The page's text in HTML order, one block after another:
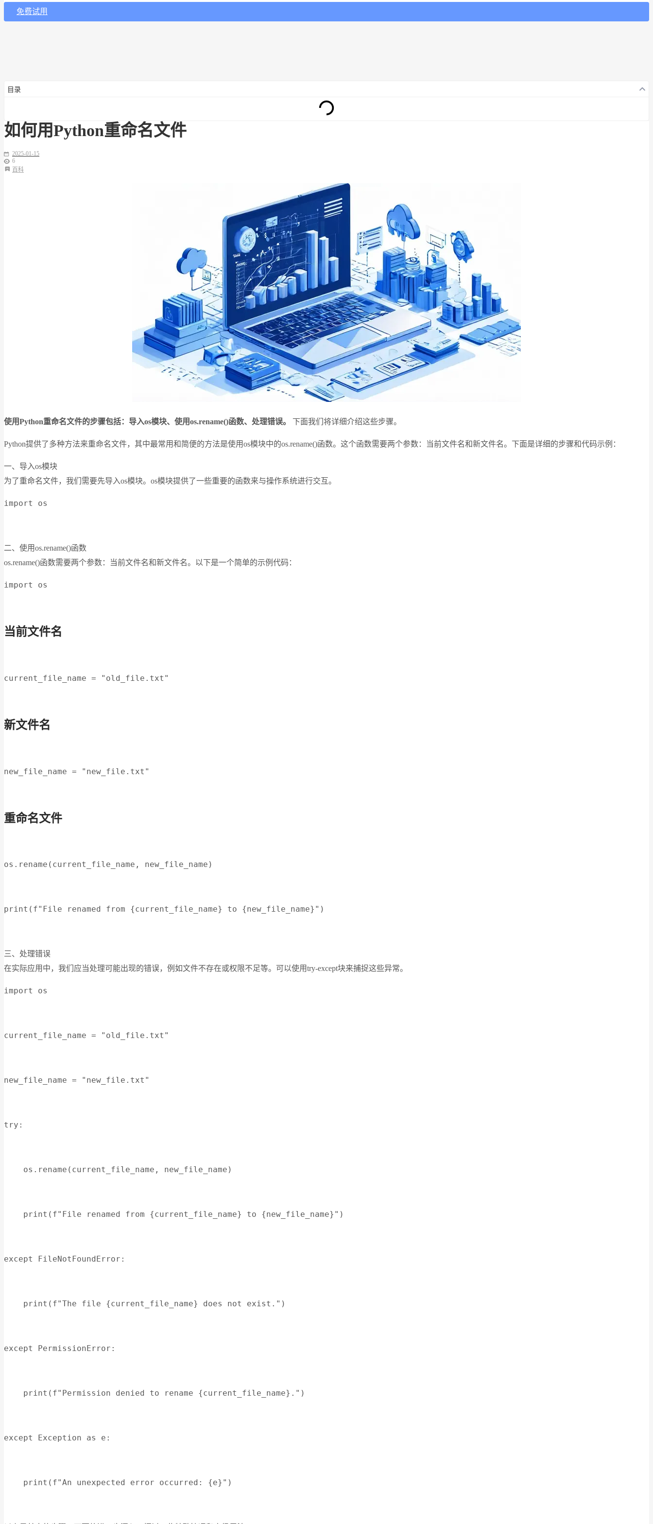
免费试用
目录
如何用Python重命名文件
2025-01-15
6
百科
使用Python重命名文件的步骤包括：导入os模块、使用os.rename()函数、处理错误。 下面我们将详细介绍这些步骤。
Python提供了多种方法来重命名文件，其中最常用和简便的方法是使用os模块中的os.rename()函数。这个函数需要两个参数：当前文件名和新文件名。下面是详细的步骤和代码示例：
一、导入os模块
为了重命名文件，我们需要先导入os模块。os模块提供了一些重要的函数来与操作系统进行交互。
import os
二、使用os.rename()函数
os.rename()函数需要两个参数：当前文件名和新文件名。以下是一个简单的示例代码：
import os
当前文件名
current_file_name = "old_file.txt"
新文件名
new_file_name = "new_file.txt"
重命名文件
os.rename(current_file_name, new_file_name)
print(f"File renamed from {current_file_name} to {new_file_name}")
三、处理错误
在实际应用中，我们应当处理可能出现的错误，例如文件不存在或权限不足等。可以使用try-except块来捕捉这些异常。
import os
current_file_name = "old_file.txt"
new_file_name = "new_file.txt"
try:
    os.rename(current_file_name, new_file_name)
    print(f"File renamed from {current_file_name} to {new_file_name}")
except FileNotFoundError:
    print(f"The file {current_file_name} does not exist.")
except PermissionError:
    print(f"Permission denied to rename {current_file_name}.")
except Exception as e:
    print(f"An unexpected error occurred: {e}")